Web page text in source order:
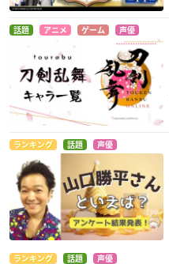
話題 アニメ ゲーム 声優
ランキング 話題 声優
ランキング 話題 声優